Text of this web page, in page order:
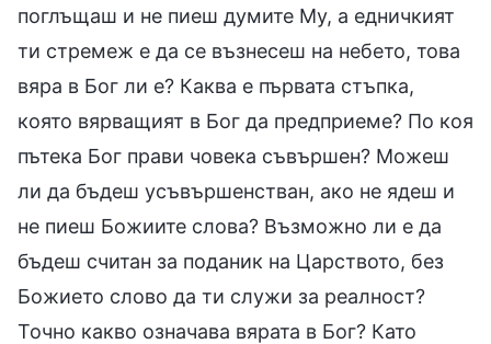
поглъщаш и не пиеш думите Му, а едничкият
ти стремеж е да се възнесеш на небето, това
вяра в Бог ли е? Каква е първата стъпка,
която вярващият в Бог да предприеме? По коя
пътека Бог прави човека съвършен? Можеш
ли да бъдеш усъвършенстван, ако не ядеш и
не пиеш Божиите слова? Възможно ли е да
бъдеш считан за поданик на Царството, без
Божието слово да ти служи за реалност?
Точно какво означава вярата в Бог? Като